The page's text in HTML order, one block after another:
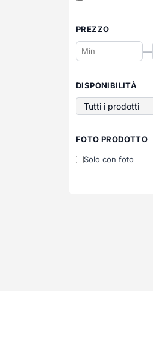
PREZZO
—
DISPONIBILITÀ
FOTO PRODOTTO
Solo con foto